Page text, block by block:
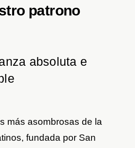
patrono
absoluta e
más asombrosas de la
fundada por San